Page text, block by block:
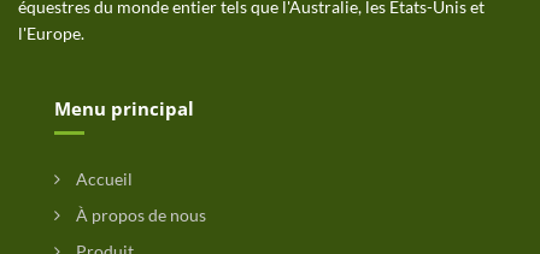
équestres du monde entier tels que l'Australie, les États-Unis et
l'Europe.
Menu principal
Accueil
À propos de nous